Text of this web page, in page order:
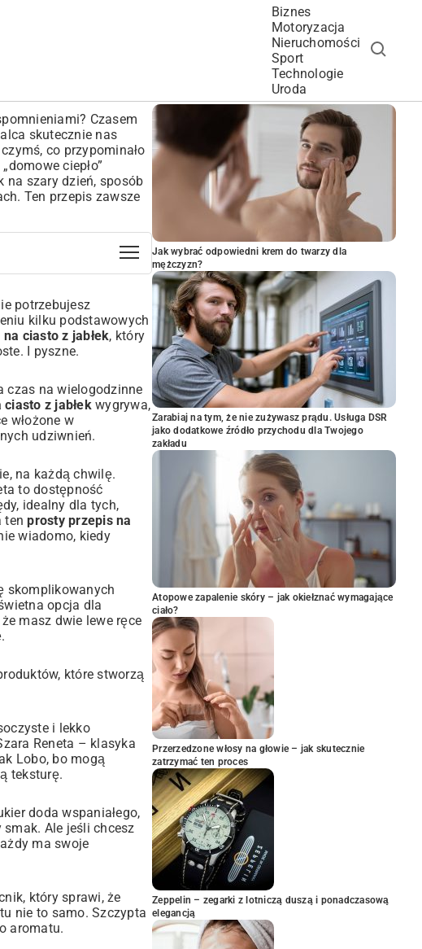
Biznes
Motoryzacja
Nieruchomości
Sport
Technologie
Uroda
Czasem
skutecznie nas
co przypominało
ciepło”
na szary dzień, sposób
Ten przepis zawsze
potrzebujesz
kilku podstawowych
ciasto z jabłek, który
I pyszne.
czas na wielogodzinne
z jabłekwygrywa,
włożone w
udziwnień.
na każdą chwilę.
to dostępność
idealny dla tych,
tenprosty przepis na
wiadomo, kiedy
skomplikowanych
opcja dla
masz dwie lewe ręce
które stworzą
i lekko
Reneta – klasyka
Lobo, bo mogą
teksturę.
doda wspaniałego,
Ale jeśli chcesz
ma swoje
który sprawi, że
nie to samo. Szczypta
aromatu.
POPULARNE ARTYKUŁY
Jak wybrać odpowiedni krem do twarzy dla
mężczyzn?
Zarabiaj na tym, że nie zużywasz prądu. Usługa DSR
jako dodatkowe źródło przychodu dla Twojego
zakładu
Atopowe zapalenie skóry – jak okiełznać wymagające
ciało?
Przerzedzone włosy na głowie – jak skutecznie
zatrzymać ten proces
Zeppelin – zegarki z lotniczą duszą i ponadczasową
elegancją